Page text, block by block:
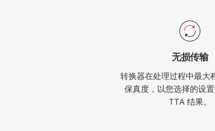
无损传输
转换器在处理过程中最大
保真度，以您选择的设
TTA 结果。